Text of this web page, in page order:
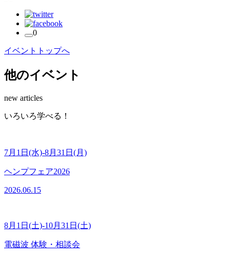
0
イベントトップへ
他のイベント
new articles
いろいろ学べる！
7月1日(水)-8月31日(月)
ヘンプフェア2026
2026.06.15
8月1日(土)-10月31日(土)
電磁波 体験・相談会